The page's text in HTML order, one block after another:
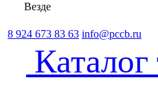
Везде
8 924 673 83 63 info@pccb.ru
Каталог